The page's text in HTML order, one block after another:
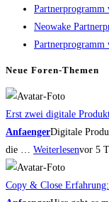
Neowake
Partnerprogramm
Neue Foren-Themen
Erst zwei digitale
AnfaengerDigitale
die … Weiterlesenvor 5
Copy & Close